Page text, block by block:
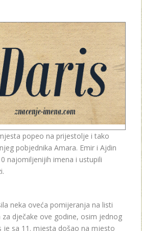
popeo na prijestolje i tako
pobjednika Amara. Emir i Ajdin
najomiljenijih imena i ustupili
neka oveća pomijeranja na listi
dječake ove godine, osim jednog
je sa 11. mjesta došao na mjesto